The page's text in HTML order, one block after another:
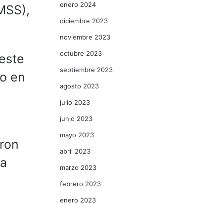
en
enero 2024
diciembre 2023
noviembre 2023
octubre 2023
septiembre 2023
agosto 2023
julio 2023
junio 2023
mayo 2023
abril 2023
marzo 2023
febrero 2023
enero 2023